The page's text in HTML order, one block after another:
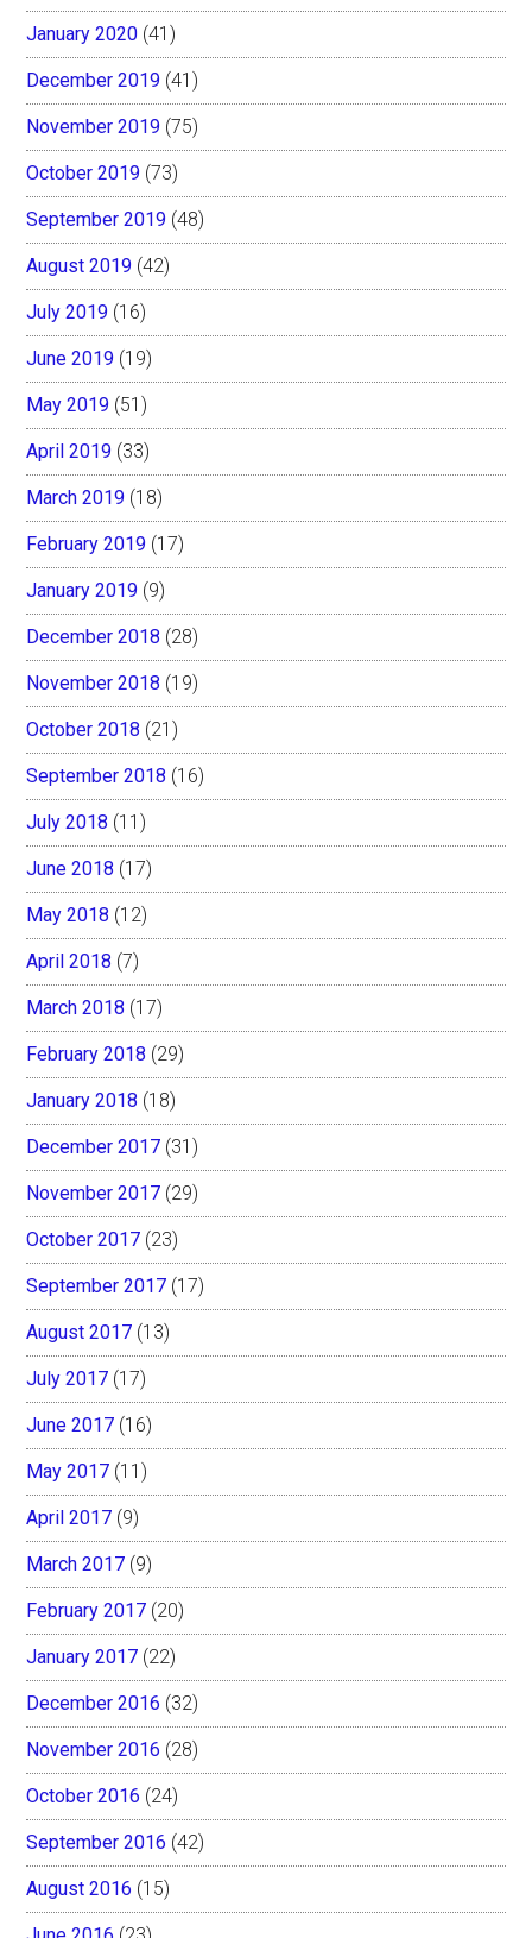
January 2020 (41)
December 2019 (41)
November 2019 (75)
October 2019 (73)
September 2019 (48)
August 2019 (42)
July 2019 (16)
June 2019 (19)
May 2019 (51)
April 2019 (33)
March 2019 (18)
February 2019 (17)
January 2019 (9)
December 2018 (28)
November 2018 (19)
October 2018 (21)
September 2018 (16)
July 2018 (11)
June 2018 (17)
May 2018 (12)
April 2018 (7)
March 2018 (17)
February 2018 (29)
January 2018 (18)
December 2017 (31)
November 2017 (29)
October 2017 (23)
September 2017 (17)
August 2017 (13)
July 2017 (17)
June 2017 (16)
May 2017 (11)
April 2017 (9)
March 2017 (9)
February 2017 (20)
January 2017 (22)
December 2016 (32)
November 2016 (28)
October 2016 (24)
September 2016 (42)
August 2016 (15)